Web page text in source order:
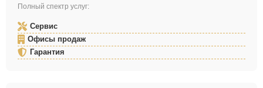
Полный спектр услуг:
Сервис
Офисы продаж
Гарантия